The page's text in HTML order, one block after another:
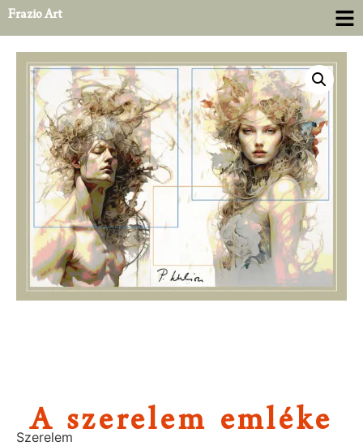
Frazio Art
A szerelem emléke
Szerelem